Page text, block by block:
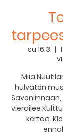
su 16.3.
  |
Miia
hulvaton
Savonlinnaan,
vierailee
kertaa.